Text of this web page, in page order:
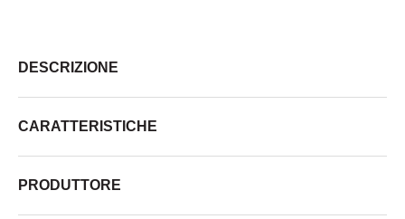
DESCRIZIONE
CARATTERISTICHE
PRODUTTORE